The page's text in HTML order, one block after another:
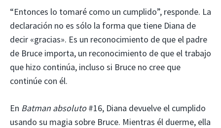
“Entonces lo tomaré como un cumplido”, responde. La
declaración no es sólo la forma que tiene Diana de
decir «gracias». Es un reconocimiento de que el padre
de Bruce importa, un reconocimiento de que el trabajo
que hizo continúa, incluso si Bruce no cree que
continúe con él.
En Batman absoluto#16, Diana devuelve el cumplido
usando su magia sobre Bruce. Mientras él duerme, ella